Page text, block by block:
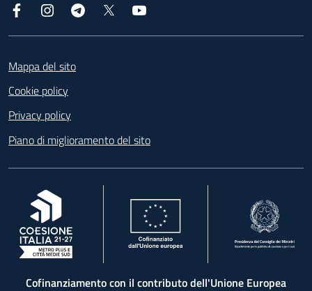
Facebook InstagramTelegram
Mappa del sito
Cookie policy
Privacy policy
Piano di miglioramento del sito
, apre in una nuova scheda
Cofinanziamento con il contributo dell'Unione Europea